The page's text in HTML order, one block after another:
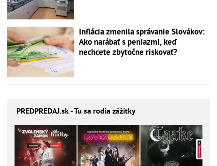
Inflácia zmenila správanie Slovákov:
Ako narábať s peniazmi, keď
nechcete zbytočne riskovať?
PREDPREDAJ.sk - Tu sa rodia zážitky